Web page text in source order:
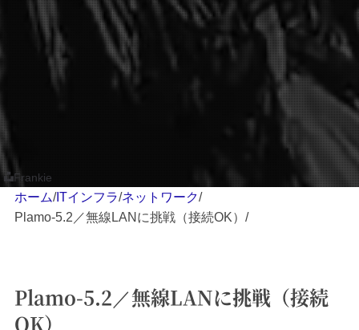
Frankie
ホーム/ITインフラ/ネットワーク/
Plamo-5.2／無線LANに挑戦（接続OK） /
Plamo-5.2／無線LANに挑戦（接続
OK）